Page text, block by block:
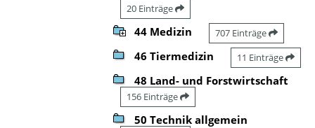
20 Einträge
44 Medizin 707 Einträge
46 Tiermedizin 11 Einträge
48 Land- und Forstwirtschaft
156 Einträge
50 Technik allgemein